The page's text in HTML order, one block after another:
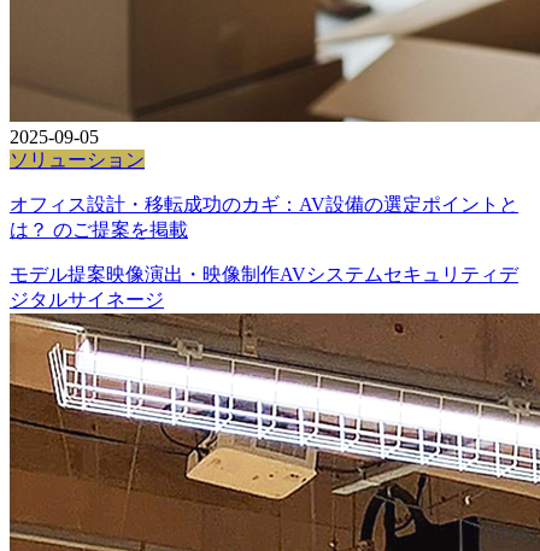
2025-09-05
ソリューション
オフィス設計・移転成功のカギ：AV設備の選定ポイントと
は？ のご提案を掲載
モデル提案映像演出・映像制作AVシステムセキュリティ デ
ジタルサイネージ